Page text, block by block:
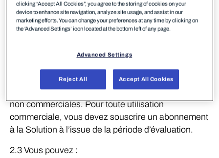
ses revendeurs ou distributeurs. WithSecure et ses
concédants de licence se réservent tous les droits
qui ne vous ont pas été expressément octroyés.
2.2 En outre, à votre demande et avec son
accorder un droit limité, non exclusif et incessible
pour vous permettre d’évaluer la Solution à des fins
non commerciales. Pour toute utilisation
commerciale, vous devez souscrire un abonnement
à la Solution à l’issue de la période d’évaluation.
2.3 Vous pouvez :
clicking “Accept All Cookies”, you agree to the storing of cookies on your
device to enhance site navigation, analyze site usage, and assist in our
marketing efforts. You can change your preferences at any time by clicking on
the 'Advanced Settings’ icon located at the bottom left of any page.
Advanced Settings
Reject All Accept All Cookies